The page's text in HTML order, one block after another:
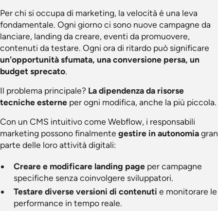
Per chi si occupa di marketing, la velocità è una leva
fondamentale. Ogni giorno ci sono nuove campagne da
lanciare, landing da creare, eventi da promuovere,
contenuti da testare. Ogni ora di ritardo può significare
un'opportunità sfumata, una conversione persa, un
budget sprecato.
Il problema principale? La dipendenza da risorse
tecniche esterne per ogni modifica, anche la più piccola.
Con un CMS intuitivo come Webflow, i responsabili
marketing possono finalmente gestire in autonomiagran
parte delle loro attività digitali:
Creare e modificare landing page per campagne
specifiche senza coinvolgere sviluppatori.
Testare diverse versioni di contenuti e monitorare le
performance in tempo reale.